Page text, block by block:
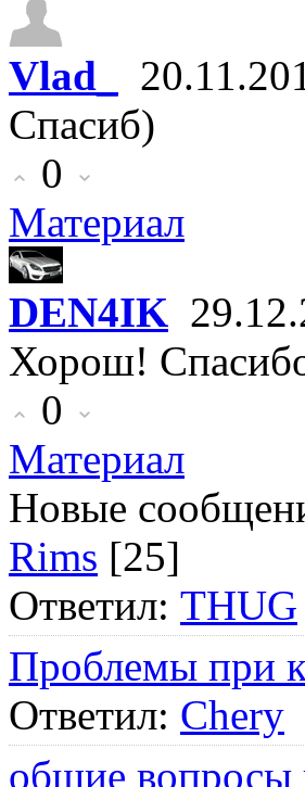
Vlad_
Спасиб)
0
Материал
DEN4IK
Хорош!
0
Материал
Новые
Rims [25]
Ответил: THUG
Проблемы при
Ответил: Chery
общие вопросы